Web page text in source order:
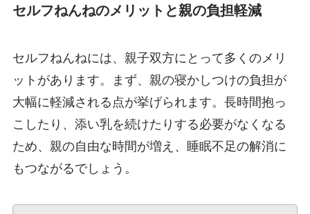
セルフねんねのメリットと親の負担軽減
セルフねんねには、親子双方にとって多くのメリ
ットがあります。まず、親の寝かしつけの負担が
大幅に軽減される点が挙げられます。長時間抱っ
こしたり、添い乳を続けたりする必要がなくなる
ため、親の自由な時間が増え、睡眠不足の解消に
もつながるでしょう。